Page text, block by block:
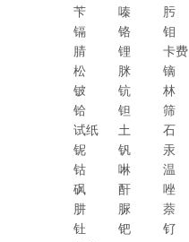
苄
嗪 肟
镉
铬 钼
腈
锂 卡费
松
脒 镝
铍
钪 林
铪
钽 筛
试纸
土 石
铌
钒 汞
钴
啉 温
砜
酐 唑
肼
脲 萘
钍
钯 钌